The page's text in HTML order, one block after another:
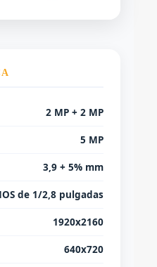
2 MP + 2 MP
5 MP
3,9 + 5% mm
de 1/2,8 pulgadas
1920x2160
640x720